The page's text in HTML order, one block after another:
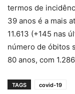
termos de
39 anos é a mais
11.613 (+145 nas
número de óbitos
80 anos, com
TAGS covid-19